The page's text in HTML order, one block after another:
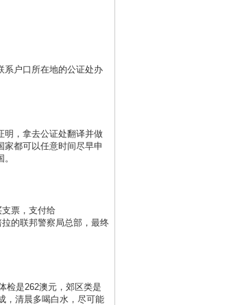
系户口所在地的公证处办
明，拿去公证处翻译并做
都可以任意时间尽早申
票，支付给
的联邦警察局总部，最终
检是262澳元，郊区类是
，清晨多喝白水，尽可能